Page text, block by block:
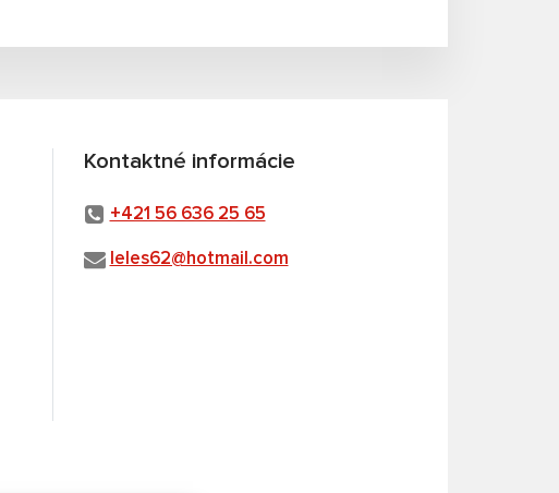
Kontaktné informácie
+421 56 636 25 65
leles62@hotmail.com